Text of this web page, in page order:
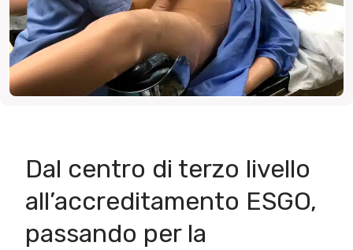
Dal centro di terzo livello
all’accreditamento ESGO,
passando per la